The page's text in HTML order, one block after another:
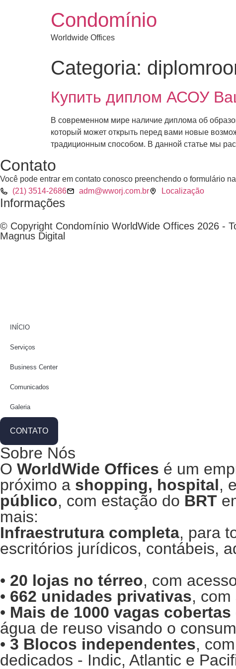
Condomínio
Worldwide Offices
Categoria:
Купить диплом АСОУ
В современном мире наличие диплома об
который может открыть перед вами новые
традиционным способом. В данной статье мы
Contato
Você pode entrar em contato conosco preenchendo o formulário
(21) 3514-2686
adm@wworj.com.br Localização
Informações
© Copyright Condomínio WorldWide Offices 2026 -
Magnus Digital
INÍCIO
Serviços
Business Center
Comunicados
Galeria
CONTATO
Sobre Nós
O WorldWide Offices é um
próximo a shopping, hospital,
público, com estação do BRT
mais:
Infraestrutura completa, para
escritórios jurídicos, contábeis,
• 20 lojas no térreo, com
• 662 unidades privativas, com
• Mais de 1000 vagas cobertas
água de reuso visando o
• 3 Blocos independentes,
dedicados - Indic, Atlantic e